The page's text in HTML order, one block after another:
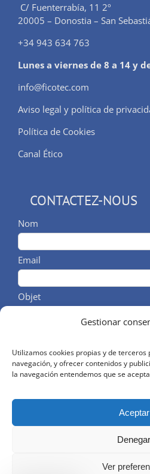
Gestionar
Utilizamos cookies propias y de
navegación, y ofrecer contenidos y
la navegación entendemos que se
Aceptar
Denegar
Ver
C/ Fuenterrabía, 11 2º
20005 – Donostia – San
+34 943 634 763
Lunes a viernes de 8 a 14 y
info@ficotec.com
Aviso legal y política de
Política de Cookies
Canal Ético
CONTACTEZ-NOUS
Nom
Email
Objet